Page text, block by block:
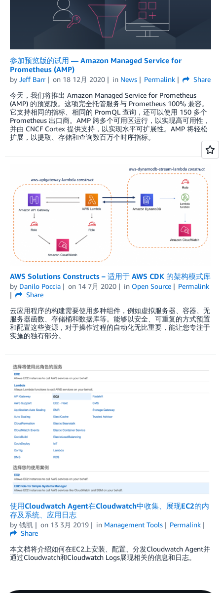
参加预览版的试用 — Amazon Managed Service for
Prometheus (AMP)
by Jeff Barr on 18 12月 2020 in News Permalink
Share
今天，我们将推出 Amazon Managed Service for Prometheus
(AMP) 的预览版。这项完全托管服务与 Prometheus 100% 兼容。
它支持相同的指标、相同的 PromQL 查询，还可以使用 150 多个
Prometheus 出口商。AMP 跨多个可用区运行，以实现高可用性，
并由 CNCF Cortex 提供支持，以实现水平可扩展性。AMP 将轻松
扩展，以提取、存储和查询数百万个时序指标。
AWS Solutions Constructs – 适用于 AWS CDK 的架构模式库
by Danilo Poccia on 14 7月 2020 in Open Source
Permalink
Share
云应用程序的构建需要使用多种组件，例如虚拟服务器、容器、无
服务器函数、存储桶和数据库等。能够以安全、可重复的方式预置
和配置这些资源，对于操作过程的自动化无比重要，能让您专注于
实施的独有部分。
使用Cloudwatch Agent在Cloudwatch中收集、展现EC2的内
存及系统、应用日志
by 钱凯 on 13 3月 2019 in Management Tools
Permalink
Share
本文档将介绍如何在EC2上安装、配置、分发Cloudwatch Agent并
通过Cloudwatch和Cloudwatch Logs展现相关的信息和日志。